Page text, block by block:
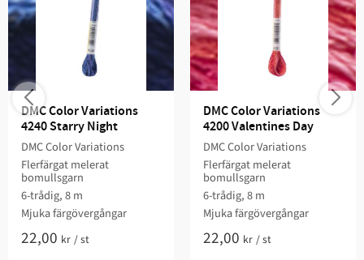
DMC Color Variations
4240 Starry Night
DMC Color Variations
Flerfärgat melerat
bomullsgarn
6-trådig, 8 m
Mjuka färgövergångar
22,00 kr /st
DMC Color Variations
4200 Valentines Day
DMC Color Variations
Flerfärgat melerat
bomullsgarn
6-trådig, 8 m
Mjuka färgövergångar
22,00 kr /st